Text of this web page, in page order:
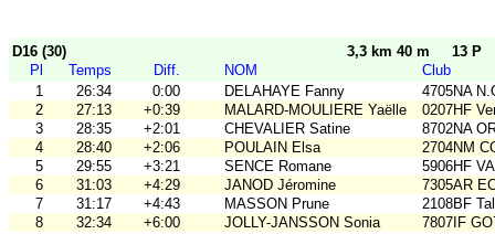
D16 (30) 3,3 km 40 m
13 P
Pl
Temps Diff. NOM
Club
1
26:34 0:00 DELAHAYE Fanny
4705NA
2
27:13 +0:39 MALARD-MOULIERE Yaëlle
0207HF
3
28:35 +2:01 CHEVALIER Satine
8702NA
4
28:40 +2:06 POULAIN Elsa
2704NM
5
29:55 +3:21 SENCE Romane
5906HF
6
31:03 +4:29 JANOD Jéromine
7305AR
7
31:17 +4:43 MASSON Prune
2108BF
8
32:34 +6:00 JOLLY-JANSSON Sonia
7807IF